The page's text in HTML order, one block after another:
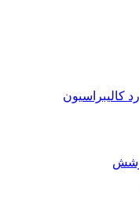
کالیبراسیون